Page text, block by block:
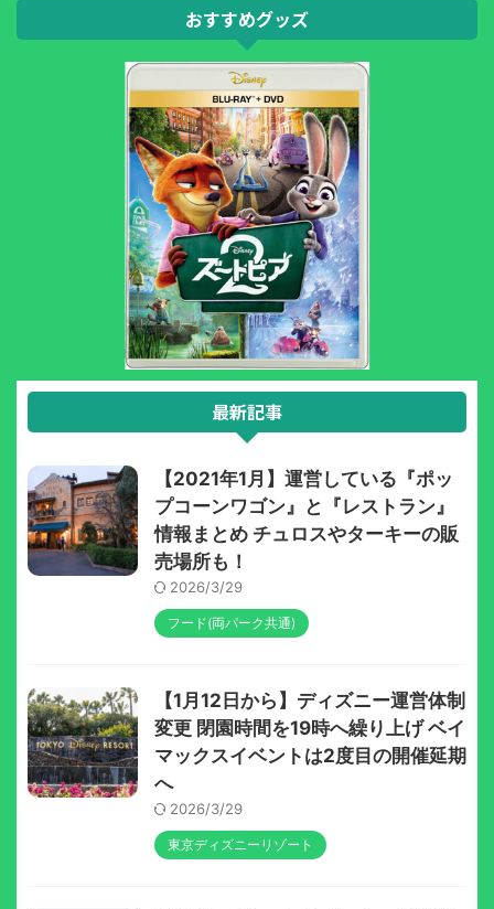
おすすめグッズ
最新記事
【2021年1月】運営している『ポッ
プコーンワゴン』と『レストラン』
情報まとめ チュロスやターキーの販
売場所も！
2026/3/29
フード(両パーク共通)
【1月12日から】ディズニー運営体制
変更 閉園時間を19時へ繰り上げ ベイ
マックスイベントは2度目の開催延期
へ
2026/3/29
東京ディズニーリゾート